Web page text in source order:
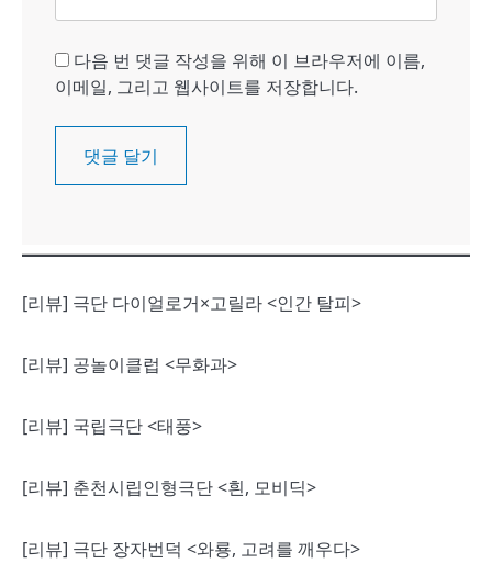
다음 번 댓글 작성을 위해 이 브라우저에 이름,
이메일, 그리고 웹사이트를 저장합니다.
[리뷰] 극단 다이얼로거×고릴라 <인간 탈피>
[리뷰] 공놀이클럽 <무화과>
[리뷰] 국립극단 <태풍>
[리뷰] 춘천시립인형극단 <흰, 모비딕>
[리뷰] 극단 장자번덕 <와룡, 고려를 깨우다>